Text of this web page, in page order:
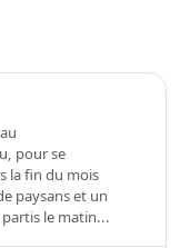
pour se
la fin du mois
paysans et un
le matin...